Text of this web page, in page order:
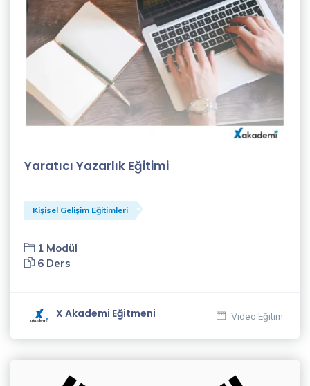
Onur
Akkuş
Özlem
Çoban
Said
Sürücü
Selahattin
Taşkın (1)
Selin
Yaratıcı Yazarlık Eğitimi
Kişisel Gelişim Eğitimleri
1 Modül
6 Ders
X Akademi Eğitmeni Video Eğitim